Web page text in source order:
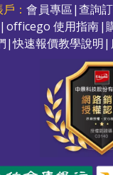
戶：會員專區|查詢
| officego 使用指南|
|快速報價教學說明|